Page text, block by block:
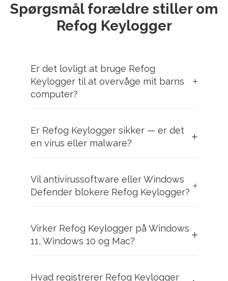
Spørgsmål forældre stiller om
Refog Keylogger
Er det lovligt at bruge Refog
Keylogger til at overvåge mit barns
computer?
Er Refog Keylogger sikker — er det
en virus eller malware?
Vil antivirussoftware eller Windows
Defender blokere Refog Keylogger?
Virker Refog Keylogger på Windows
11, Windows 10 og Mac?
Hvad registrerer Refog Keylogger